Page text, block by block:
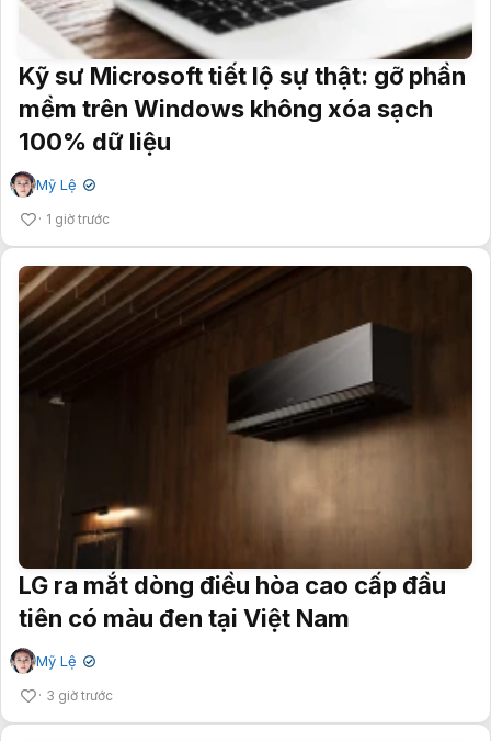
Kỹ sư Microsoft tiết lộ sự thật: gỡ phần
mềm trên Windows không xóa sạch
100% dữ liệu
Mỹ Lệ ✔
1 giờ trước
LG ra mắt dòng điều hòa cao cấp đầu
tiên có màu đen tại Việt Nam
Mỹ Lệ ✔
3 giờ trước